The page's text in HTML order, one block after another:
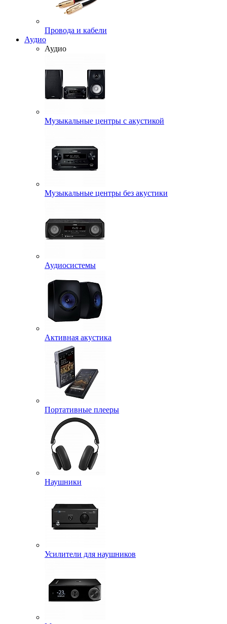
Провода и кабели
Аудио
Аудио
Музыкальные центры с акустикой
Музыкальные центры без акустики
Аудиосистемы
Активная акустика
Портативные плееры
Наушники
Усилители для наушников